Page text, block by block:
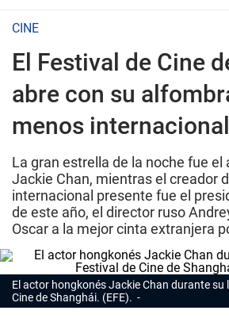
CINE
El Festival de Cine
abre con su
menos internacional
La gran estrella de la noche fue el
Jackie Chan, mientras el creador
internacional presente fue el
de este año, el director ruso
Oscar a la mejor cinta extranjera
El actor hongkonés Jackie Chan durante su
Cine de Shanghái. (EFE).